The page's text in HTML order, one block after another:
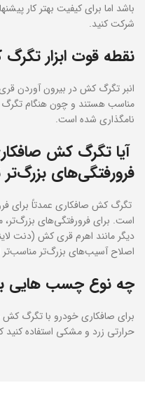
شرکت کنید.
نقطه قوت ابزار
انبر تگرگ کش در بیرون آوردن
مناسب هستند و چون هنگام تگرگ
نامگذاری شده است.
آیا تگرگ کش
فرورفتگی‌های بزرگ‌تر
تگرگ کش صافکاری عمدتاً برای
است. برای فرورفتگی‌های بزرگ‌تر،
دیگر مانند اهرم قری کش (دنت
اصلاح آسیب‌های بزرگ‌تر
چه نوع چسب هایی
برای صافکاری خودرو با تگرگ
حرارتی زرد و مشکی استفاده